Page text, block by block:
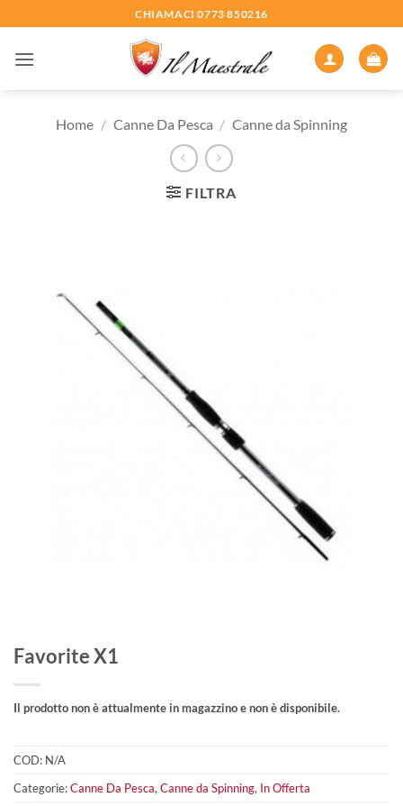
ai
contenuti
CHIAMACI 0773 850216
Home / Canne Da Pesca / Canne da Spinning
FILTRA
Favorite X1
Il prodotto non è attualmente in magazzino e non è disponibile.
COD: N/A
Categorie:Canne Da Pesca, Canne da Spinning, In Offerta